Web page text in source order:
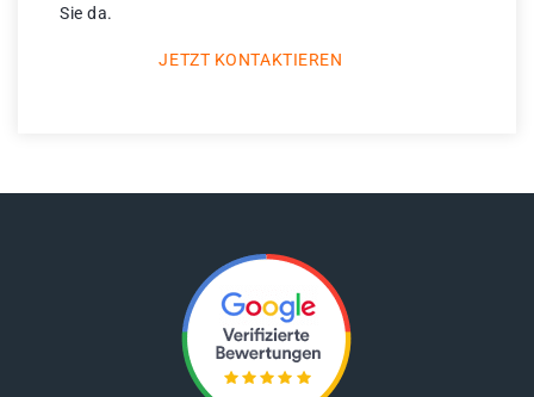
Sie da.
JETZT KONTAKTIEREN